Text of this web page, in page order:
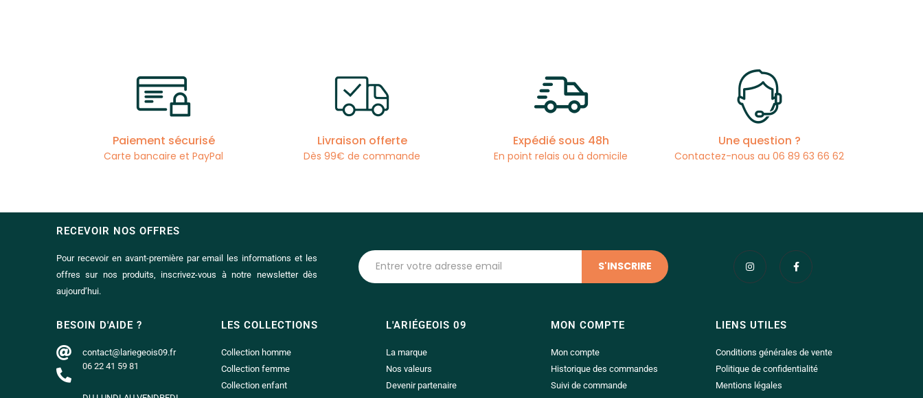
Paiement sécurisé
Carte bancaire et PayPal
Livraison offerte
Dès 99€ de commande
Expédié sous 48h
En point relais ou à domicile
Une question ?
Contactez-nous au 06 89 63 66 62
RECEVOIR NOS OFFRES
Pour recevoir en avant-première par email les informations et les
offres sur nos produits, inscrivez-vous à notre newsletter dès
aujourd’hui.
BESOIN D'AIDE ?
contact@lariegeois09.fr
06 22 41 59 81
LES COLLECTIONS
Collection homme
Collection femme
Collection enfant
L'ARIÉGEOIS 09
La marque
Nos valeurs
Devenir partenaire
MON COMPTE
Mon compte
Historique des commandes
Suivi de commande
LIENS UTILES
Conditions générales de vente
Politique de confidentialité
Mentions légales